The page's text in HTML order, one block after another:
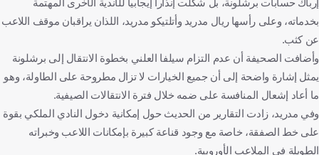
بخدماته، وعلى رأسها ريال مدريد وأتلتيكو مدريد، اللذان يراقبان موقف اللاعب
عن كثب.
وأضافت الصحيفة أن عدم التزام سيلفا العلني بخطوة الانتقال إلى برشلونة
يمثل إشارة واضحة إلى أن جميع الخيارات لا تزال مطروحة على الطاولة، وهو
ما أعاد إشعال المنافسة على ضمه خلال فترة الانتقالات الصيفية.
وفي مدريد، زادت التقارير من الحديث حول إمكانية دخول النادي الملكي بقوة
على خط الصفقة، خاصة مع وجود قناعة كبيرة بإمكانات اللاعب وخبراته
الطويلة في الملاعب الأوروبية.